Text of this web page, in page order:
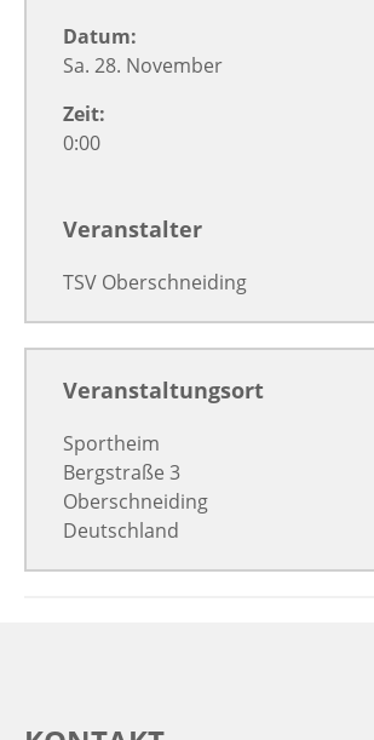
Datum:
Sa. 28. November
Zeit:
0:00
Veranstalter
TSV Oberschneiding
Veranstaltungsort
Sportheim
Bergstraße 3
Oberschneiding
Deutschland